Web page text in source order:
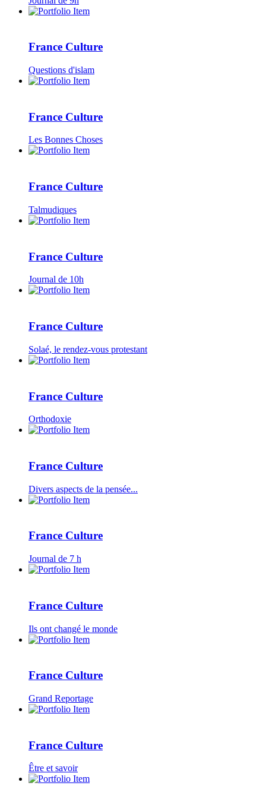
France Culture
Questions d'islam
France Culture
Les Bonnes Choses
France Culture
Talmudiques
France Culture
Journal de 10h
France Culture
Solaé, le rendez-vous protestant
France Culture
Orthodoxie
France Culture
Divers aspects de la pensée...
France Culture
Journal de 7 h
France Culture
Ils ont changé le monde
France Culture
Grand Reportage
France Culture
Être et savoir